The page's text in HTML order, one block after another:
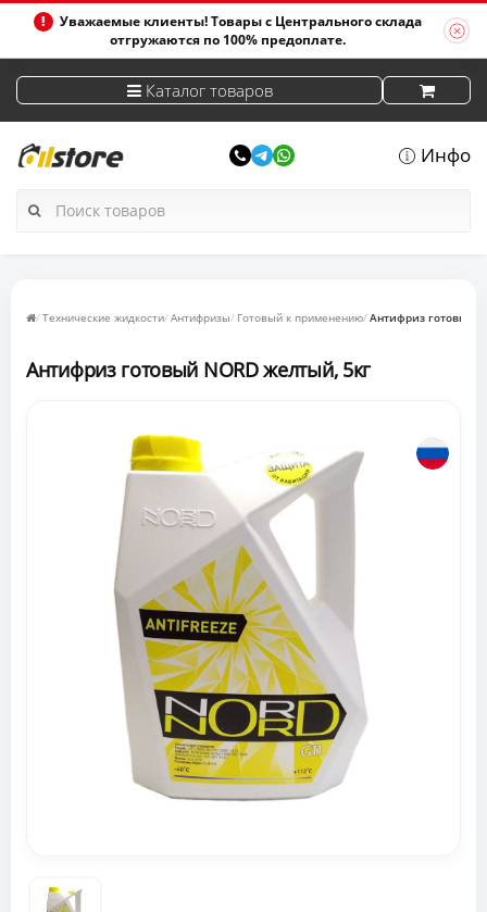
Уважаемые клиенты! Товары с Центрального склада
отгружаются по 100% предоплате.
Каталог товаров
Инфо
Технические жидкости Антифризы Готовый к применению Антифриз готовый
Антифриз готовый NORD желтый, 5кг